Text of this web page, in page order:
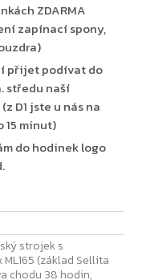
ZDARMA
zapínací spony,
přijet podívat do
středu naší
D1 jste u nás na
15 minut)
do hodinek logo
strojek s
(základ Sellita
chodu 38 hodin,